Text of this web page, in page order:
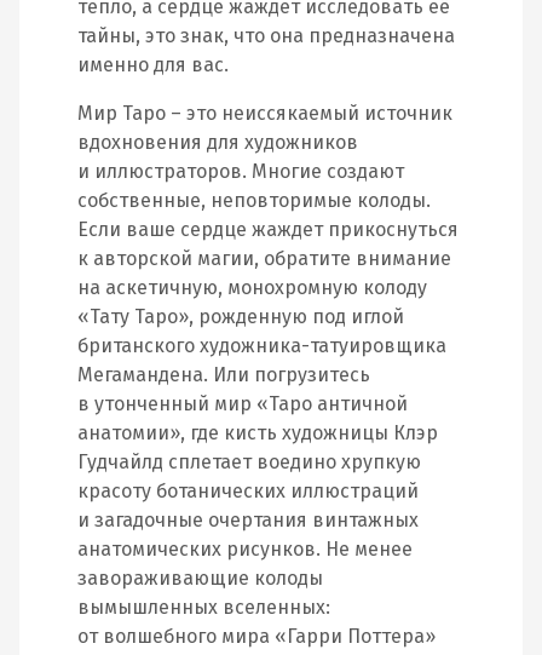
тепло, а сердце жаждет исследовать её
тайны, это знак, что она предназначена
именно для вас.
Мир Таро – это неиссякаемый источник
вдохновения для художников
и иллюстраторов. Многие создают
собственные, неповторимые колоды.
Если ваше сердце жаждет прикоснуться
к авторской магии, обратите внимание
на аскетичную, монохромную колоду
«Тату Таро», рожденную под иглой
британского художника-татуировщика
Мегамандена. Или погрузитесь
в утонченный мир «Таро античной
анатомии», где кисть художницы Клэр
Гудчайлд сплетает воедино хрупкую
красоту ботанических иллюстраций
и загадочные очертания винтажных
анатомических рисунков. Не менее
завораживающие колоды
вымышленных вселенных:
от волшебного мира «Гарри Поттера»